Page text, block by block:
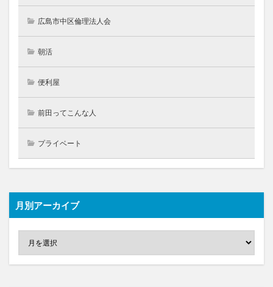
広島市中区倫理法人会
朝活
便利屋
前田ってこんな人
プライベート
月別アーカイブ